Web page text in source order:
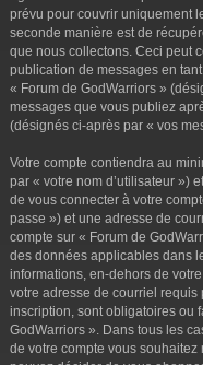
prévu pour couvrir uniquement
seconde manière est de
que nous collectons. Ceci peut
publication de messages en
« Forum de GodWarriors »
messages que vous publiez
(désignés ci-après par « vos
Votre compte contiendra au
par « votre nom d’utilisateur »)
de vous connecter à votre
passe ») et une adresse de
compte sur « Forum de
des données applicables dans
informations, en-dehors de
votre adresse de courriel requis
inscription, sont obligatoires ou
GodWarriors ». Dans tous les
de votre compte vous